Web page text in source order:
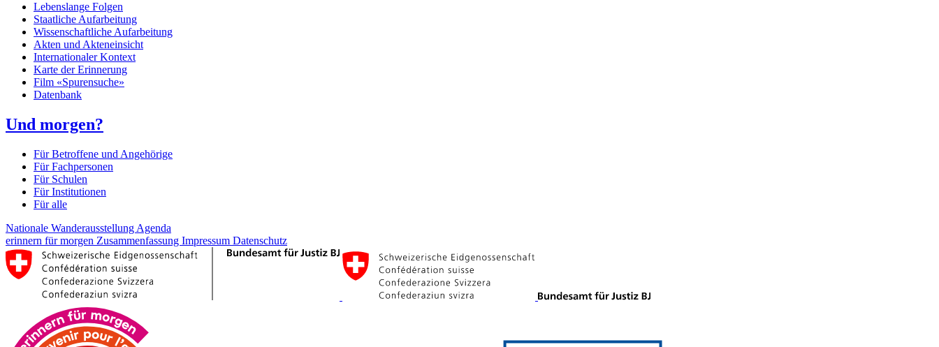
Lebenslange Folgen
Staatliche Aufarbeitung
Wissenschaftliche Aufarbeitung
Akten und Akteneinsicht
Internationaler Kontext
Karte der Erinnerung
Film «Spurensuche»
Datenbank
Und morgen?
Für Betroffene und Angehörige
Für Fachpersonen
Für Schulen
Für Institutionen
Für alle
Nationale Wanderausstellung Agenda
erinnern für morgen Zusammenfassung Impressum Datenschutz